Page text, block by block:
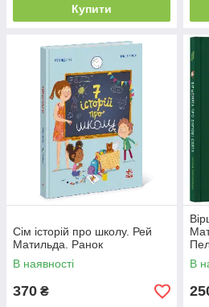
Купити
Сім історій про школу. Рей
Матильда. Ранок
В наявності
370 ₴
В